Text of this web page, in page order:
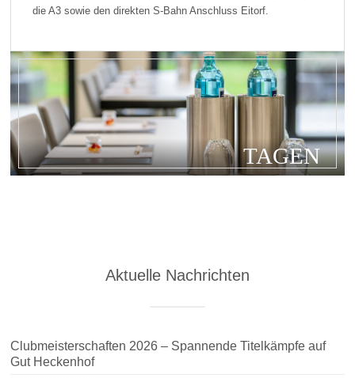
die A3 sowie den direkten S-Bahn Anschluss Eitorf.
TAGEN
Aktuelle Nachrichten
Clubmeisterschaften 2026 – Spannende Titelkämpfe auf
Gut Heckenhof